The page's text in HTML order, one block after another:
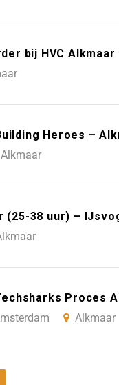
bij HVC Alkmaar
Heroes –
Alkmaar
(25-38 uur) –
Proces
Alkmaar